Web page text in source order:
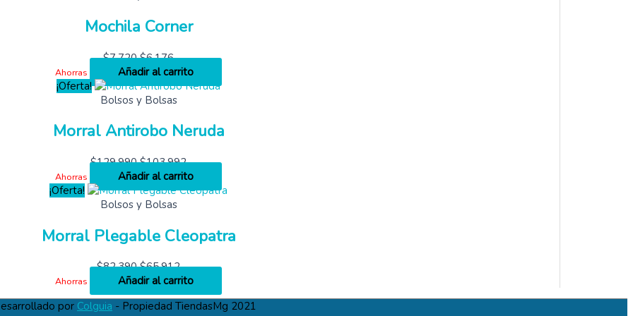
Mochila Corner
$7,720 $6,176
Ahorras
Añadir al carrito
¡Oferta!
Bolsos y Bolsas
Morral Antirobo Neruda
$129,990 $103,992
Ahorras
Añadir al carrito
¡Oferta!
Bolsos y Bolsas
Morral Plegable Cleopatra
$82,390 $65,912
Ahorras
Añadir al carrito
por Colguia - Propiedad TiendasMg 2021